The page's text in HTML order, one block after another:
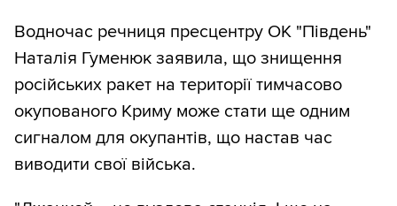
Водночас речниця пресцентру ОК "Південь"
Наталія Гуменюк заявила, що знищення
російських ракет на території тимчасово
окупованого Криму може стати ще одним
сигналом для окупантів, що настав час
виводити свої війська.